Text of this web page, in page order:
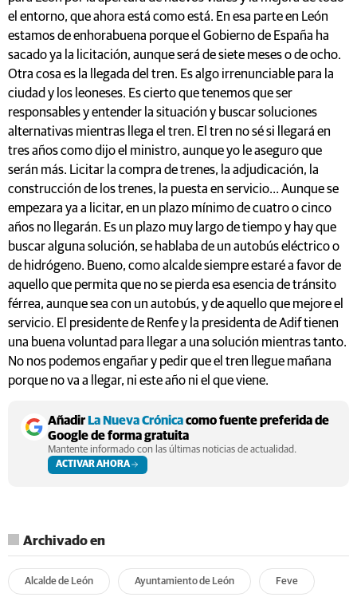
el entorno, que ahora está como está. En esa parte en León
estamos de enhorabuena porque el Gobierno de España ha
sacado ya la licitación, aunque será de siete meses o de ocho.
Otra cosa es la llegada del tren. Es algo irrenunciable para la
ciudad y los leoneses. Es cierto que tenemos que ser
responsables y entender la situación y buscar soluciones
alternativas mientras llega el tren. El tren no sé si llegará en
tres años como dijo el ministro, aunque yo le aseguro que
serán más. Licitar la compra de trenes, la adjudicación, la
construcción de los trenes, la puesta en servicio… Aunque se
empezara ya a licitar, en un plazo mínimo de cuatro o cinco
años no llegarán. Es un plazo muy largo de tiempo y hay que
buscar alguna solución, se hablaba de un autobús eléctrico o
de hidrógeno. Bueno, como alcalde siempre estaré a favor de
aquello que permita que no se pierda esa esencia de tránsito
férrea, aunque sea con un autobús, y de aquello que mejore el
servicio. El presidente de Renfe y la presidenta de Adif tienen
una buena voluntad para llegar a una solución mientras tanto.
No nos podemos engañar y pedir que el tren llegue mañana
porque no va a llegar, ni este año ni el que viene.
AñadirLa Nueva Crónicacomo fuente preferida de
Google de forma gratuita
Mantente informado con las últimas noticias de actualidad.
ACTIVAR AHORA
Archivado en
Alcalde de León Ayuntamiento de León Feve